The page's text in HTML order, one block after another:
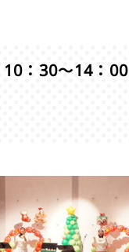
：30〜14：00